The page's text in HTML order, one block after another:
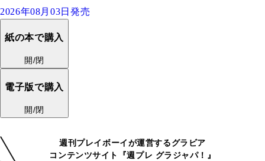
2026年08月03日発売
紙の本で購入
開/閉
電子版で購入
開/閉
週刊プレイボーイが運営するグラビア
コンテンツサイト『週プレ グラジャパ！』